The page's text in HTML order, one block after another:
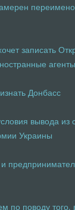
записать
агенты
Донбасс
вывода
Украины